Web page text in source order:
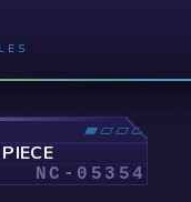
▰▱▱▱
⤢
NC- 05354